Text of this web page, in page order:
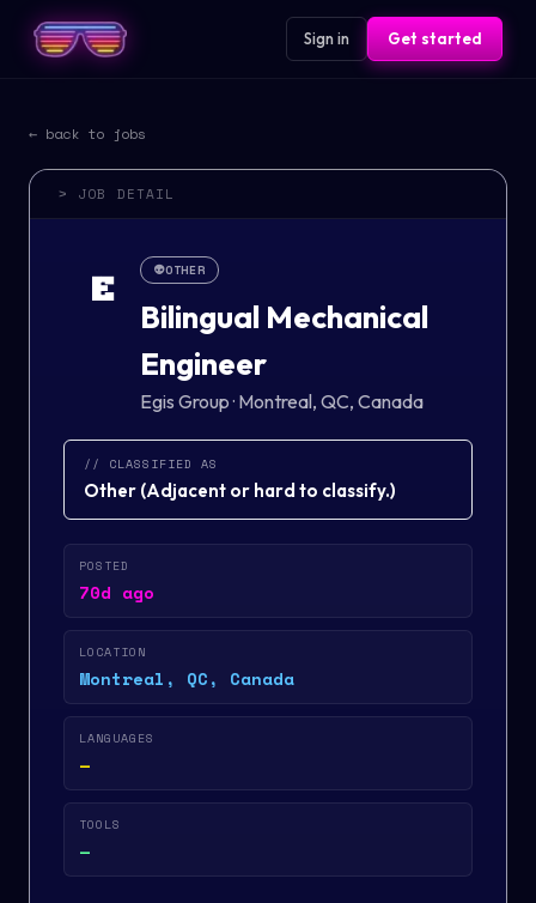
Sign in Get started
← back to jobs
> JOB DETAIL
E 👽OTHER
Bilingual Mechanical
Engineer
Egis Group· Montreal, QC, Canada
// CLASSIFIED AS
Other (Adjacent or hard to classify.)
POSTED
70d ago
LOCATION
Montreal, QC, Canada
LANGUAGES
—
TOOLS
—